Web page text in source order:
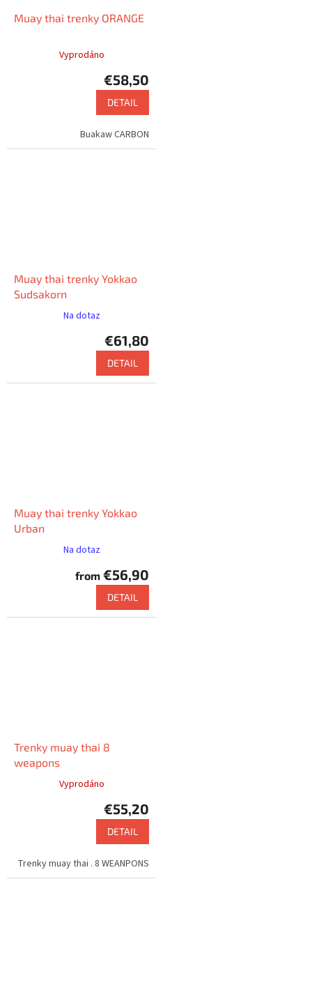
Muay thai trenky ORANGE
Vyprodáno
€58,50
DETAIL
Buakaw CARBON
Muay thai trenky Yokkao
Sudsakorn
Na dotaz
€61,80
DETAIL
Muay thai trenky Yokkao
Urban
Na dotaz
from €56,90
DETAIL
Trenky muay thai 8
weapons
Vyprodáno
€55,20
DETAIL
Trenky muay thai . 8 WEANPONS